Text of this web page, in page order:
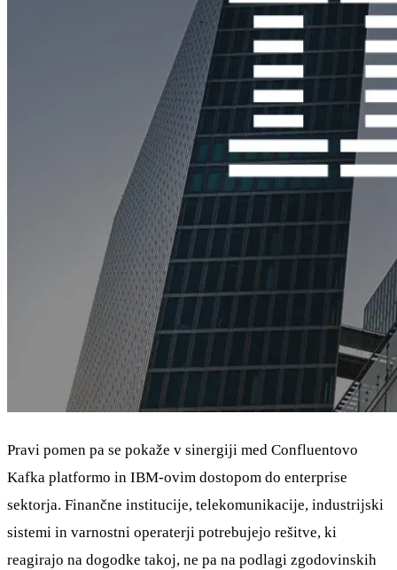
Pravi pomen pa se pokaže v sinergiji med Confluentovo
Kafka platformo in IBM-ovim dostopom do enterprise
sektorja. Finančne institucije, telekomunikacije, industrijski
sistemi in varnostni operaterji potrebujejo rešitve, ki
reagirajo na dogodke takoj, ne pa na podlagi zgodovinskih